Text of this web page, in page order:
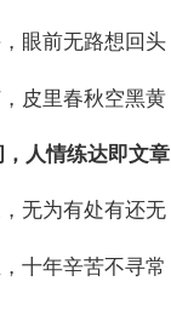
眼前无路想回头
皮里春秋空黑黄
人情练达即文章
无为有处有还无
十年辛苦不寻常